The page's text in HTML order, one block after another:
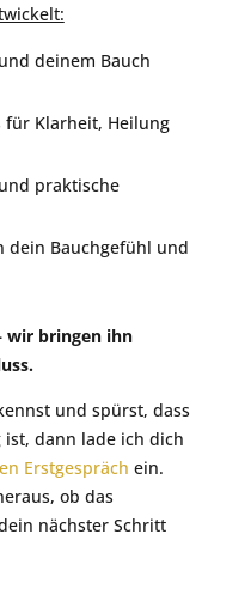
deinem Bauch
für Klarheit, Heilung
praktische
dein Bauchgefühl und
wir bringen ihn
und spürst, dass
dann lade ich dich
Erstgespräch ein.
ob das
nächster Schritt